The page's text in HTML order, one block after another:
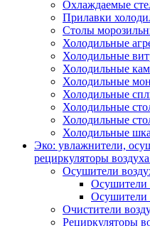
Охлаждаемые
Прилавки
Столы
Холодильные
Холодильные
Холодильные
Холодильные
Холодильные
Холодильные
Холодильные
Холодильные
Эко: увлажнители,
рециркуляторы воздуха
Осушители
Осушители
Осушители
Очистители
Рециркуляторы